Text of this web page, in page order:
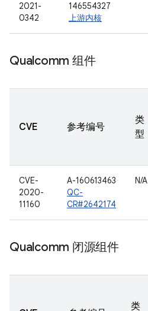
2021-
0342
146554327
上游内核
Qualcomm 组件
CVE 参考编号
类
型
CVE-
2020-
11160
A-160613463
QC-
CR#2642174
N/A
Qualcomm 闭源组件
类